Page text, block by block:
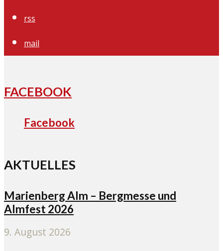
rss
mail
FACEBOOK
Facebook
AKTUELLES
Marienberg Alm – Bergmesse und
Almfest 2026
9. August 2026